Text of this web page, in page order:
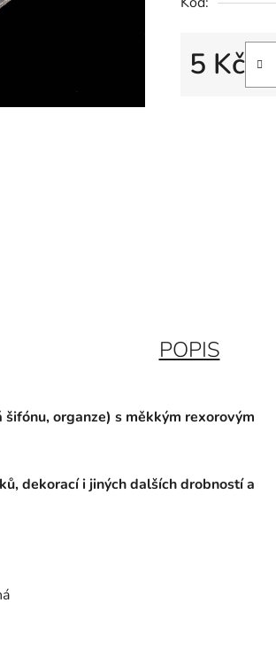
5 Kč
Měrná cena:
POPIS
organze) s měkkým rexorovým
dekorací i jiných dalších drobností a